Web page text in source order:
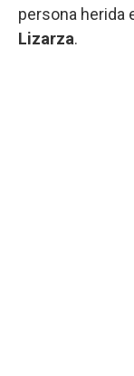
persona herida
Lizarza.